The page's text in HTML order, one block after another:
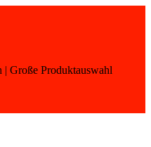
| Große Produktauswahl